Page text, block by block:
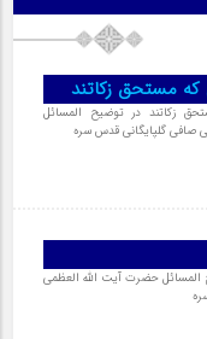
مستحق زکاتند
زکاتند در توضیح المسائل
صافی گلپایگانی قدس سره
حضرت آیت الله العظمی